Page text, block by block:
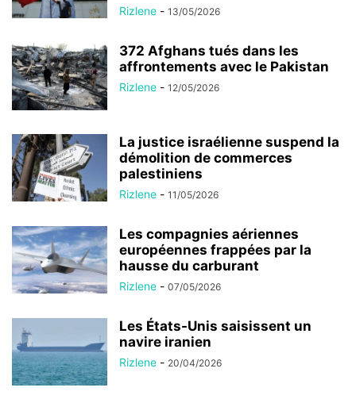
Rizlene - 13/05/2026
372 Afghans tués dans les
affrontements avec le Pakistan
Rizlene - 12/05/2026
La justice israélienne suspend la
démolition de commerces
palestiniens
Rizlene - 11/05/2026
Les compagnies aériennes
européennes frappées par la
hausse du carburant
Rizlene - 07/05/2026
Les États-Unis saisissent un
navire iranien
Rizlene - 20/04/2026